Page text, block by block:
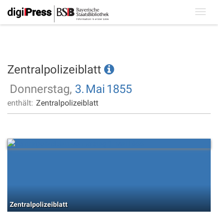
Zentralpolizeiblatt
Donnerstag, 3. Mai 1855
enthält: Zentralpolizeiblatt
Zentralpolizeiblatt